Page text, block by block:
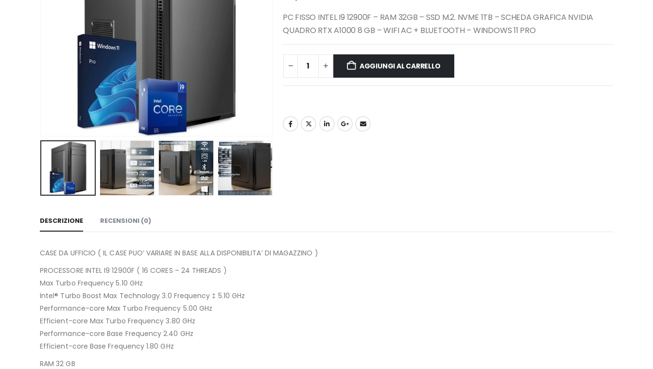
PC FISSO INTEL I9 12900F – RAM 32GB – SSD M.2. NVME 1TB – SCHEDA GRAFICA NVIDIA
QUADRO RTX A1000 8 GB – WIFI AC + BLUETOOTH – WINDOWS 11 PRO
AGGIUNGI AL CARRELLO
DESCRIZIONE RECENSIONI (0)
CASE DA UFFICIO ( IL CASE PUO’ VARIARE IN BASE ALLA DISPONIBILITA’ DI MAGAZZINO )
PROCESSORE INTEL I9 12900F ( 16 CORES – 24 THREADS )
Max Turbo Frequency 5.10 GHz
Intel® Turbo Boost Max Technology 3.0 Frequency ‡ 5.10 GHz
Performance-core Max Turbo Frequency 5.00 GHz
Efficient-core Max Turbo Frequency 3.80 GHz
Performance-core Base Frequency 2.40 GHz
Efficient-core Base Frequency 1.80 GHz
RAM 32 GB